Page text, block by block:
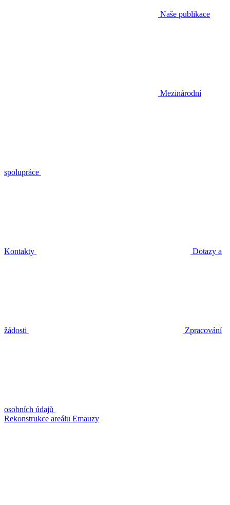
Naše publikace
Mezinárodní
spolupráce
Kontakty Dotazy a
žádosti Zpracování
osobních údajů
Rekonstrukce areálu Emauzy